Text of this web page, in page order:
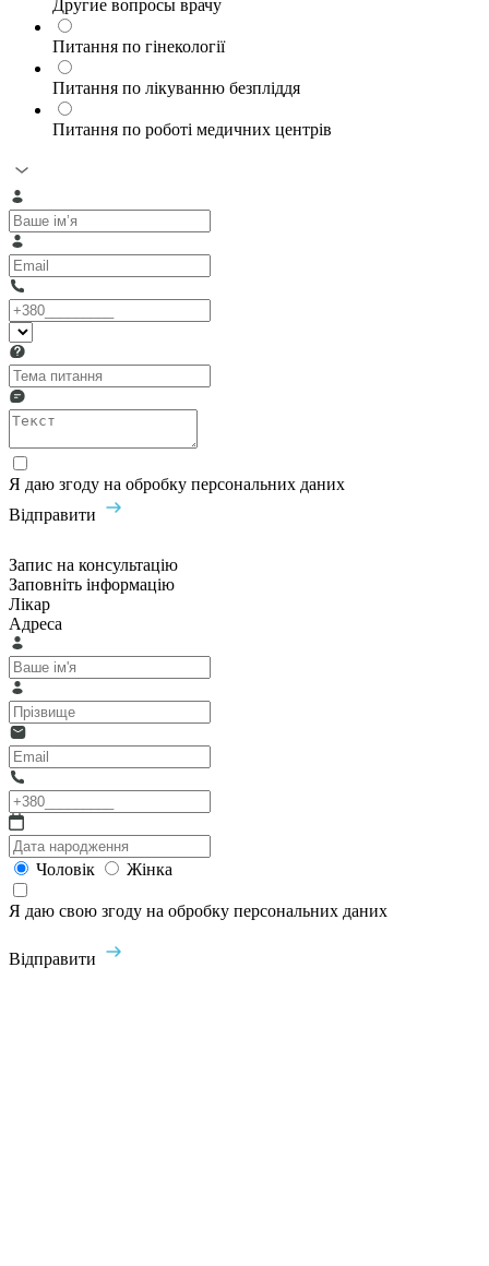
Другие вопросы врачу
Питання по гінекології
Питання по лікуванню безпліддя
Питання по роботі медичних центрів
Я даю згоду на обробку персональних даних
Відправити
Запис на консультацію
Заповніть інформацію
Лікар
Адреса
Чоловік Жінка
Я даю свою згоду на обробку персональних даних
Відправити